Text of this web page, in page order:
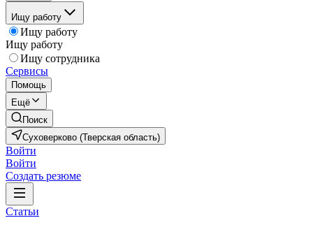
Ищу работу
Ищу работу
Ищу работу
Ищу сотрудника
Сервисы
Помощь
Ещё
Поиск
Суховерково (Тверская область)
Войти
Войти
Создать резюме
Статьи